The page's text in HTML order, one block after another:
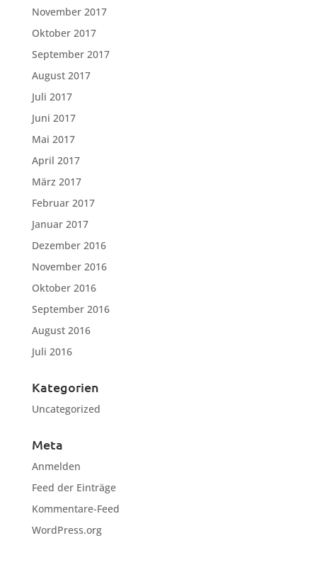
November 2017
Oktober 2017
September 2017
August 2017
Juli 2017
Juni 2017
Mai 2017
April 2017
März 2017
Februar 2017
Januar 2017
Dezember 2016
November 2016
Oktober 2016
September 2016
August 2016
Juli 2016
Kategorien
Uncategorized
Meta
Anmelden
Feed der Einträge
Kommentare-Feed
WordPress.org